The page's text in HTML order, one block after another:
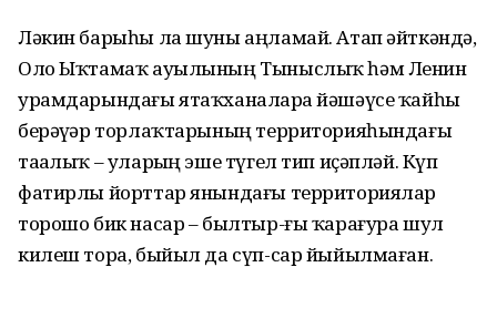
Ләкин барыһы ла шуны аңламай. Атап әйткәндә,
Оло Ыҡтамаҡ ауылының Тыныслыҡ һәм Ленин
урамдарындағы ятаҡханаларҙа йәшәүсе ҡайһы
берәүҙәр торлаҡтарының территорияһындағы
таҙалыҡ – уларҙың эше түгел тип иҫәпләй. Күп
фатирлы йорттар янындағы территориялар
торошо бик насар – былтыр-ғы ҡарағура шул
килеш тора, быйыл да сүп-сар йыйылмаған.